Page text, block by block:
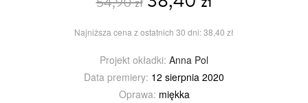
Najniższa cena z ostatnich 30 dni: 38,40 zł
Projekt okładki: Anna Pol
Data premiery: 12 sierpnia 2020
Oprawa: miękka